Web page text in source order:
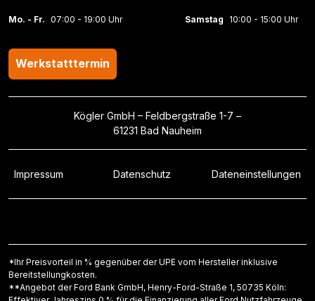
Werkstatttermin
Mo. - Fr. 07:00 - 19:00 Uhr Samstag 10:00 - 15:00 Uhr
Kögler GmbH – Feldbergstraße 1-7 –
61231 Bad Nauheim
Impressum Datenschutz Dateneinstellungen
*Ihr Preisvorteil in % gegenüber der UPE vom Hersteller inklusive
Bereitstellungkosten.
**Angebot der Ford Bank GmbH, Henry-Ford-Straße 1, 50735 Köln: